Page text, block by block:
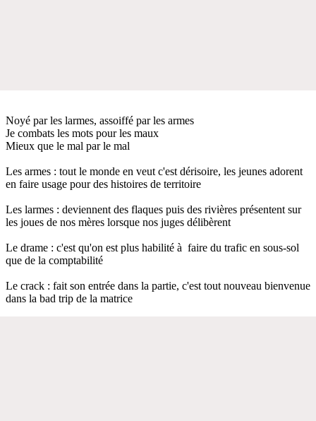
Noyé par les larmes, assoiffé par les armes
Je combats les mots pour les maux
Mieux que le mal par le mal
Les armes : tout le monde en veut c'est dérisoire, les jeunes adorent
en faire usage pour des histoires de territoire
Les larmes : deviennent des flaques puis des rivières présentent sur
les joues de nos mères lorsque nos juges délibèrent
Le drame : c'est qu'on est plus habilité à faire du trafic en sous-sol
que de la comptabilité
Le crack : fait son entrée dans la partie, c'est tout nouveau bienvenue
dans la bad trip de la matrice